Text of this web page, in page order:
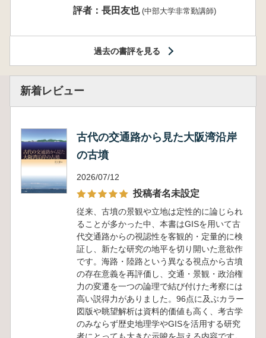
評者：長田友也 (中部大学非常勤講師)
過去の書評を見る
新着レビュー
古代の交通路から見た大阪湾沿岸
の古墳
2026/07/12
投稿者名未設定
従来、古墳の景観や立地は定性的に論じられ
ることが多かった中、本書はGISを用いて古
代交通路からの視認性を客観的・定量的に検
証し、新たな研究の地平を切り開いた意欲作
です。海路・陸路という異なる視点から古墳
の存在意義を再評価し、交通・景観・政治権
力の変遷を一つの論理で結び付けた考察には
高い説得力がありました。96点に及ぶカラー
図版や眺望解析は資料的価値も高く、考古学
のみならず歴史地理学やGISを活用する研究